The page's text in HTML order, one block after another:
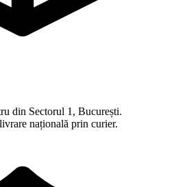
din Sectorul 1, București.
națională prin curier.